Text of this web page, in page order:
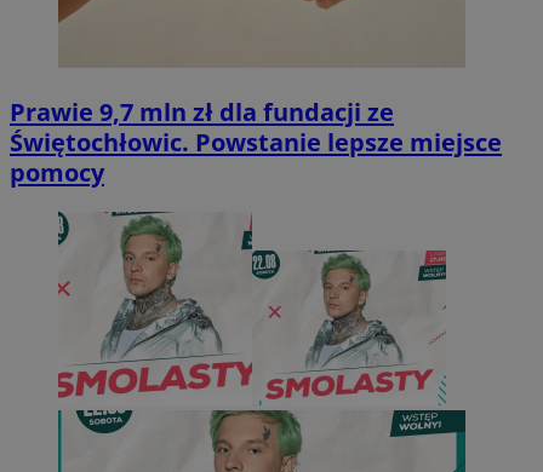
Prawie 9,7 mln zł dla fundacji ze
Świętochłowic. Powstanie lepsze miejsce
pomocy